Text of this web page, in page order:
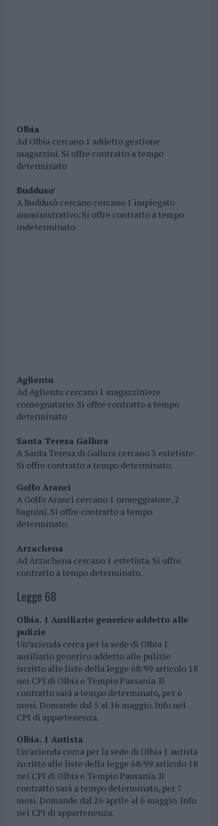
Olbia
Ad Olbia cercano 1 addetto gestione
magazzini. Si offre contratto a tempo
determinato
Budduso’
A Buddusò cercano cercano 1 impiegato
amministrativo. Si offre contratto a tempo
indeterminato
Aglientu
Ad Aglientu cercano 1 magazziniere
consegnatario. Si offre contratto a tempo
determinato
Santa Teresa Gallura
A Santa Teresa di Gallura cercano 3 estetiste.
Si offre contratto a tempo determinato.
Golfo Aranci
A Golfo Aranci cercano 1 ormeggiatore, 2
bagnini. Si offre contratto a tempo
determinato.
Arzachena
Ad Arzachena cercano 1 estetista. Si offre
contratto a tempo determinato.
Legge 68
Olbia. 1 Ausiliario generico addetto alle
pulizie
Un’azienda cerca per la sede di Olbia 1
ausiliario generico addetto alle pulizie
iscritto alle liste della legge 68/99 articolo 18
nei CPI di Olbia e Tempio Pausania. Il
contratto sarà a tempo determinato, per 6
mesi. Domande dal 5 al 16 maggio. Info nel
CPI di appartenenza.
Olbia. 1 Autista
Un’azienda cerca per la sede di Olbia 1 autista
iscritto alle liste della legge 68/99 articolo 18
nei CPI di Olbia e Tempio Pausania. Il
contratto sarà a tempo determinato, per 7
mesi. Domande dal 26 aprile al 6 maggio. Info
nel CPI di appartenenza.